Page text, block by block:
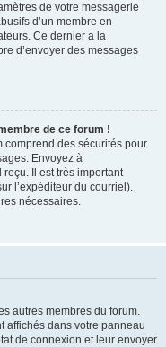
de votre messagerie
d’un membre en
Ce dernier a la
d’envoyer des messages
de ce forum !
comprend des sécurités pour
Envoyez à
reçu. Il est très important
l’expéditeur du courriel).
nécessaires.
autres membres du forum.
affichés dans votre panneau
de connexion et leur envoyer